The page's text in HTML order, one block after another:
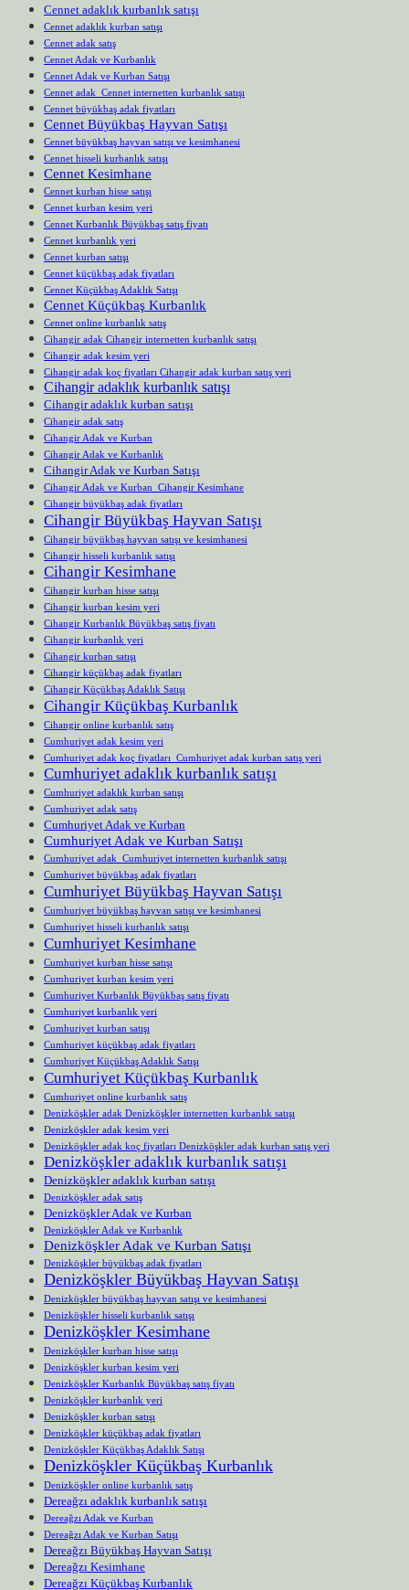
Cennet adaklık kurbanlık satışı
Cennet adaklık kurban satışı
Cennet adak satış
Cennet Adak ve Kurbanlık
Cennet Adak ve Kurban Satışı
Cennet adak Cennet internetten kurbanlık satışı
Cennet büyükbaş adak fiyatları
Cennet Büyükbaş Hayvan Satışı
Cennet büyükbaş hayvan satışı ve kesimhanesi
Cennet hisseli kurbanlık satışı
Cennet Kesimhane
Cennet kurban hisse satışı
Cennet kurban kesim yeri
Cennet Kurbanlık Büyükbaş satış fiyatı
Cennet kurbanlık yeri
Cennet kurban satışı
Cennet küçükbaş adak fiyatları
Cennet Küçükbaş Adaklık Satışı
Cennet Küçükbaş Kurbanlık
Cennet online kurbanlık satış
Cihangir adak Cihangir internetten kurbanlık satışı
Cihangir adak kesim yeri
Cihangir adak koç fiyatları Cihangir adak kurban satış yeri
Cihangir adaklık kurbanlık satışı
Cihangir adaklık kurban satışı
Cihangir adak satış
Cihangir Adak ve Kurban
Cihangir Adak ve Kurbanlık
Cihangir Adak ve Kurban Satışı
Cihangir Adak ve Kurban Cihangir Kesimhane
Cihangir büyükbaş adak fiyatları
Cihangir Büyükbaş Hayvan Satışı
Cihangir büyükbaş hayvan satışı ve kesimhanesi
Cihangir hisseli kurbanlık satışı
Cihangir Kesimhane
Cihangir kurban hisse satışı
Cihangir kurban kesim yeri
Cihangir Kurbanlık Büyükbaş satış fiyatı
Cihangir kurbanlık yeri
Cihangir kurban satışı
Cihangir küçükbaş adak fiyatları
Cihangir Küçükbaş Adaklık Satışı
Cihangir Küçükbaş Kurbanlık
Cihangir online kurbanlık satış
Cumhuriyet adak kesim yeri
Cumhuriyet adak koç fiyatları Cumhuriyet adak kurban satış yeri
Cumhuriyet adaklık kurbanlık satışı
Cumhuriyet adaklık kurban satışı
Cumhuriyet adak satış
Cumhuriyet Adak ve Kurban
Cumhuriyet Adak ve Kurban Satışı
Cumhuriyet adak Cumhuriyet internetten kurbanlık satışı
Cumhuriyet büyükbaş adak fiyatları
Cumhuriyet Büyükbaş Hayvan Satışı
Cumhuriyet büyükbaş hayvan satışı ve kesimhanesi
Cumhuriyet hisseli kurbanlık satışı
Cumhuriyet Kesimhane
Cumhuriyet kurban hisse satışı
Cumhuriyet kurban kesim yeri
Cumhuriyet Kurbanlık Büyükbaş satış fiyatı
Cumhuriyet kurbanlık yeri
Cumhuriyet kurban satışı
Cumhuriyet küçükbaş adak fiyatları
Cumhuriyet Küçükbaş Adaklık Satışı
Cumhuriyet Küçükbaş Kurbanlık
Cumhuriyet online kurbanlık satış
Denizköşkler adak Denizköşkler internetten kurbanlık satışı
Denizköşkler adak kesim yeri
Denizköşkler adak koç fiyatları Denizköşkler adak kurban satış yeri
Denizköşkler adaklık kurbanlık satışı
Denizköşkler adaklık kurban satışı
Denizköşkler adak satış
Denizköşkler Adak ve Kurban
Denizköşkler Adak ve Kurbanlık
Denizköşkler Adak ve Kurban Satışı
Denizköşkler büyükbaş adak fiyatları
Denizköşkler Büyükbaş Hayvan Satışı
Denizköşkler büyükbaş hayvan satışı ve kesimhanesi
Denizköşkler hisseli kurbanlık satışı
Denizköşkler Kesimhane
Denizköşkler kurban hisse satışı
Denizköşkler kurban kesim yeri
Denizköşkler Kurbanlık Büyükbaş satış fiyatı
Denizköşkler kurbanlık yeri
Denizköşkler kurban satışı
Denizköşkler küçükbaş adak fiyatları
Denizköşkler Küçükbaş Adaklık Satışı
Denizköşkler Küçükbaş Kurbanlık
Denizköşkler online kurbanlık satış
Dereağzı adaklık kurbanlık satışı
Dereağzı Adak ve Kurban
Dereağzı Adak ve Kurban Satışı
Dereağzı Büyükbaş Hayvan Satışı
Dereağzı Kesimhane
Dereağzı Küçükbaş Kurbanlık